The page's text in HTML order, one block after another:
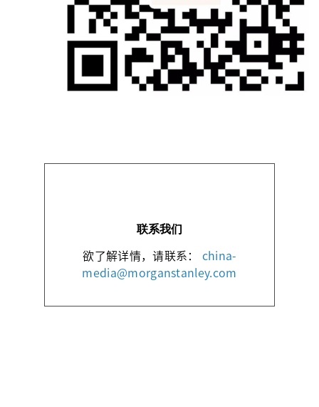
联系我们
欲了解详情，请联系： china-
media@morganstanley.com